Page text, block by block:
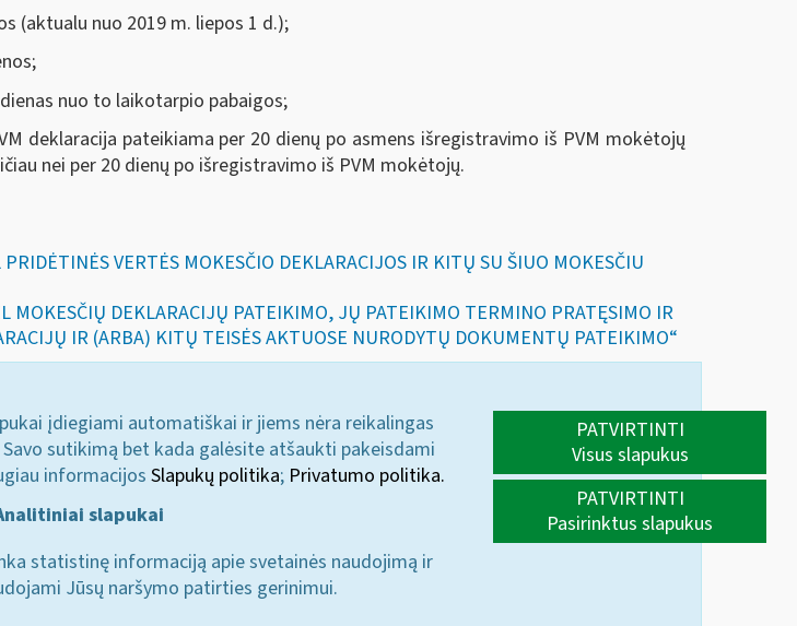
(aktualu nuo 2019 m. liepos 1 d.);
nuo to laikotarpio pabaigos;
deklaracija pateikiama per 20 dienų po asmens išregistravimo iš PVM mokėtojų
nei per 20 dienų po išregistravimo iš PVM mokėtojų.
VERTĖS MOKESČIO DEKLARACIJOS IR KITŲ SU ŠIUO MOKESČIU
MOKESČIŲ DEKLARACIJŲ PATEIKIMO, JŲ PATEIKIMO TERMINO PRATĘSIMO IR
IR (ARBA) KITŲ TEISĖS AKTUOSE NURODYTŲ DOKUMENTŲ PATEIKIMO“
įdiegiami automatiškai ir jiems nėra reikalingas
sutikimą bet kada galėsite atšaukti pakeisdami
informacijos Slapukų politika; Privatumo politika.
slapukai
statistinę informaciją apie svetainės naudojimą ir
Jūsų naršymo patirties gerinimui.
PATVIRTINTI
Visus slapukus
PATVIRTINTI
Pasirinktus slapukus